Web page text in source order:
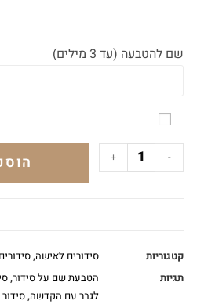
שם להטבעה (עד 3 מילים)
-
+
קטגוריות סידורים לאישה,
תגיות
הטבעת שם על סידור,
לגבר עם הקדשה,